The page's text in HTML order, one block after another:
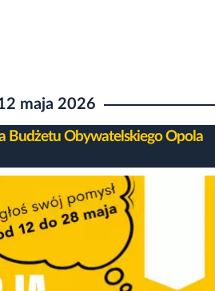
maja 2026
Budżetu Obywatelskiego Opola